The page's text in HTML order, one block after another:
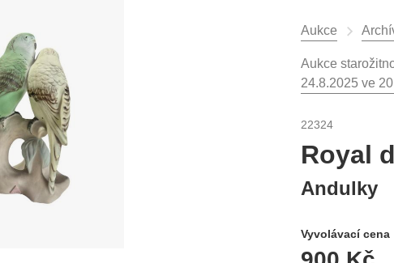
Aukce
Aukce
24.8.2025 ve
22324
Royal
Andulky
Vyvolávací cena